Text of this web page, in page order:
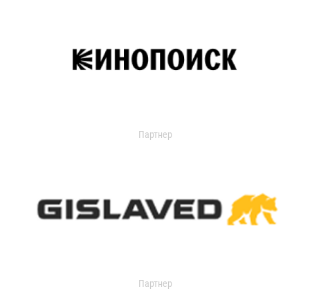
Партнер
Партнер